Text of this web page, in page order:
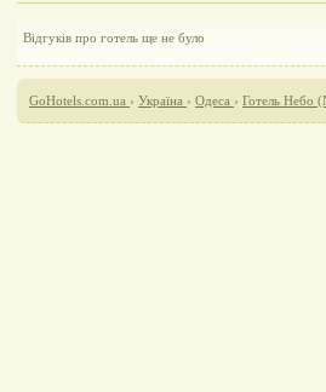
Відгуків про готель ще не було
GoHotels.com.ua › Україна › Одеса › Готель Небо